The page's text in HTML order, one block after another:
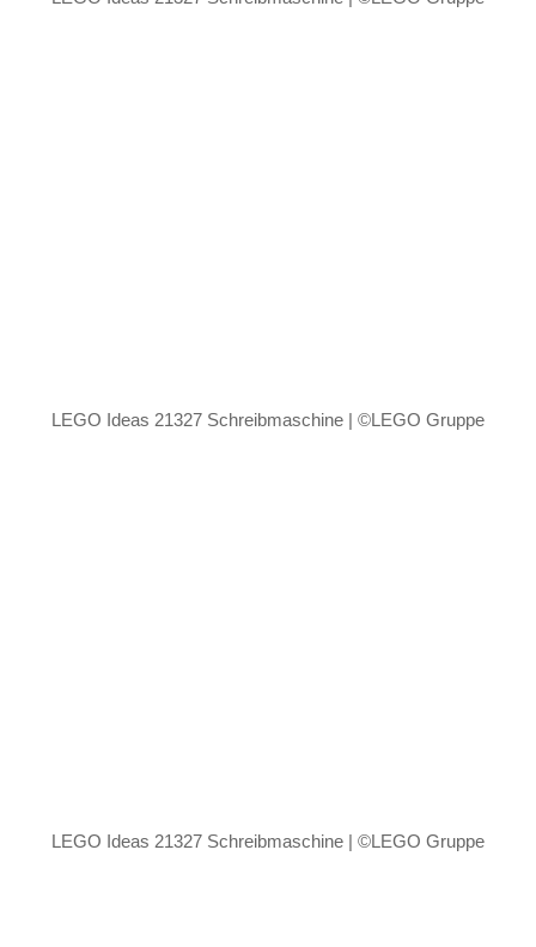
LEGO Ideas 21327 Schreibmaschine | ©LEGO Gruppe
LEGO Ideas 21327 Schreibmaschine | ©LEGO Gruppe